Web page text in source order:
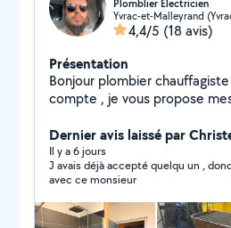
Plomblier Électricien
4,4/5 (18 avis)
Présentation
Bonjour plombier
compte , je vous propose
l'entretient des chaudiéres
de bricolage . devis gratuit et
21h00 du lundi au samedi
Dernier avis laissé par
Il y a 6 jours
J avais déjà accepté quelqu un ,
avec ce monsieur